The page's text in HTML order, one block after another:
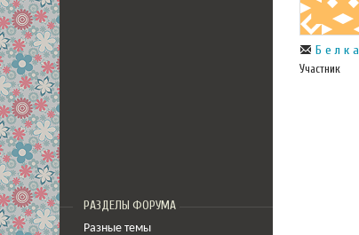
РАЗДЕЛЫ ФОРУМА
Разные темы
Б е л к а
Участник